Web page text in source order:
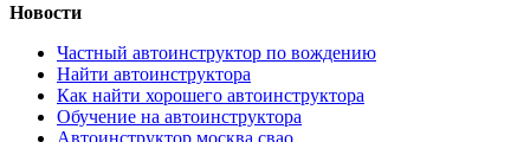
Новости
Частный автоинструктор по вождению
Найти автоинструктора
Как найти хорошего автоинструктора
Обучение на автоинструктора
Автоинструктор москва свао